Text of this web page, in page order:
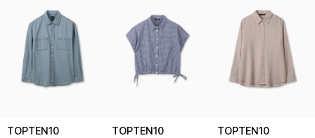
TOPTEN10 TOPTEN10 TOPTEN10